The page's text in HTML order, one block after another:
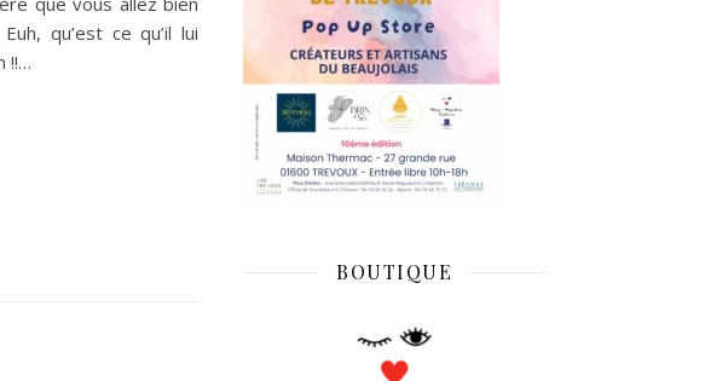
qu’est ce qu’il lui
!!…
BOUTIQUE